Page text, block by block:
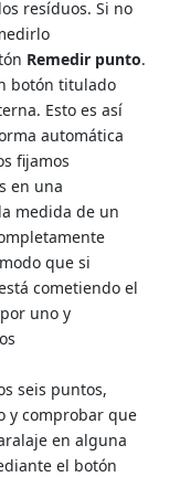
resíduos. Si no
Remedir punto.
botón titulado
Esto es así
automática
fijamos
en una
medida de un
que si
cometiendo el
uno y
seis puntos,
y comprobar que
en alguna
el botón